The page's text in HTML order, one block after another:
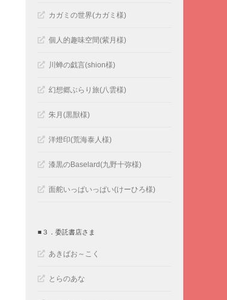
カガミの世界(カガミ様)
個人的趣味空間(紫月様)
川蝉の戯言(shion様)
幻想郷ぶらり旅(八雲様)
朱月(黒獣様)
洋燈印(荒海泰人様)
漆黒のBaselard(九野十弥様)
面舵いっぱいっぱい(けーひろ様)
■３．委託書店さま
あきばお～こく
とらのあな